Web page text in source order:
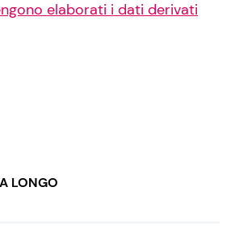
elaborati i dati derivati
LONGO